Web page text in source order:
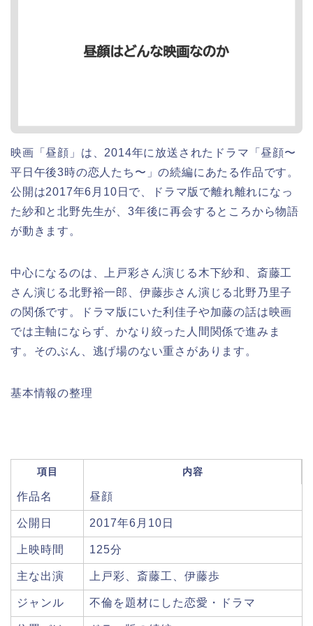
映画「昼顔」は、2014年に放送されたドラマ「昼顔〜
平日午後3時の恋人たち〜」の続編にあたる作品です。
公開は2017年6月10日で、ドラマ版で離れ離れになっ
た紗和と北野先生が、3年後に再会するところから物語
が動きます。
中心になるのは、上戸彩さん演じる木下紗和、斎藤工
さん演じる北野裕一郎、伊藤歩さん演じる北野乃里子
の関係です。ドラマ版にいた利佳子や加藤の話は映画
では主軸にならず、かなり絞った人間関係で進みま
す。そのぶん、逃げ場のない重さがあります。
基本情報の整理
項目 内容
作品名 昼顔
公開日 2017年6月10日
上映時間 125分
主な出演 上戸彩、斎藤工、伊藤歩
ジャンル 不倫を題材にした恋愛・ドラマ